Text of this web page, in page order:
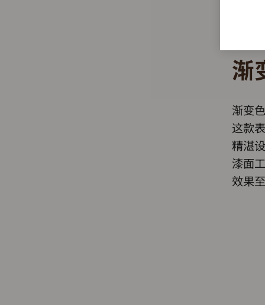
渐
渐变
这款
精湛
漆面
效果